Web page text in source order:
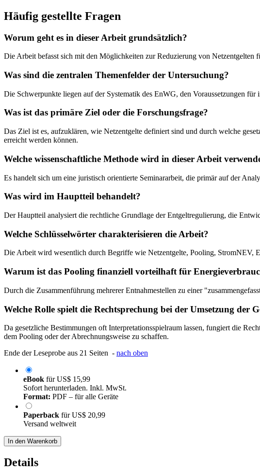
Häufig gestellte Fragen
Worum geht es in dieser Arbeit grundsätzlich?
Die Arbeit befasst sich mit den Möglichkeiten zur Reduzierung von Netzentgelten
Was sind die zentralen Themenfelder der Untersuchung?
Die Schwerpunkte liegen auf der Systematik des EnWG, den Voraussetzungen
Was ist das primäre Ziel oder die Forschungsfrage?
Das Ziel ist es, aufzuklären, wie Netzentgelte definiert sind und durch welche
erreicht werden können.
Welche wissenschaftliche Methode wird in dieser Arbeit
Es handelt sich um eine juristisch orientierte Seminararbeit, die primär auf der
Was wird im Hauptteil behandelt?
Der Hauptteil analysiert die rechtliche Grundlage der Entgeltregulierung, die
Welche Schlüsselwörter charakterisieren die Arbeit?
Die Arbeit wird wesentlich durch Begriffe wie Netzentgelte, Pooling, StromNEV,
Warum ist das Pooling finanziell vorteilhaft für
Durch die Zusammenführung mehrerer Entnahmestellen zu einer
Welche Rolle spielt die Rechtsprechung bei der Umsetzung der
Da gesetzliche Bestimmungen oft Interpretationsspielraum lassen, fungiert die
dem Pooling oder der Abrechnungsweise zu schaffen.
Ende der Leseprobe aus 21 Seiten - nach oben
eBook fürUS$ 15,99
Sofort herunterladen. Inkl. MwSt.
Format: PDF – für alle Geräte
Paperback fürUS$ 20,99
Versand weltweit
In den Warenkorb
Details